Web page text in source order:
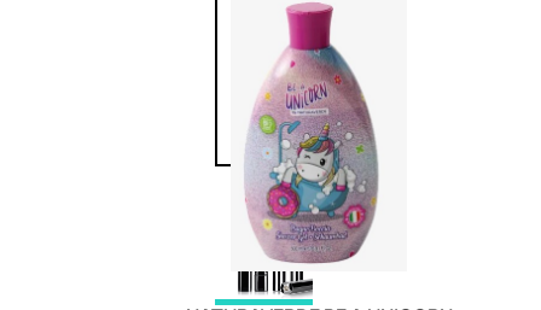
Trattamenti
unghie
Cofanetti
unghie